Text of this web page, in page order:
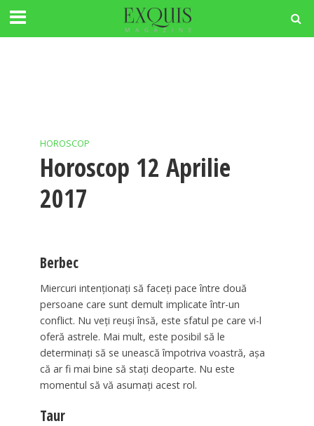
HOROSCOP
Horoscop 12 Aprilie
2017
Berbec
Miercuri intenţionaţi să faceţi pace între două
persoane care sunt demult implicate într-un
conflict. Nu veţi reuși însă, este sfatul pe care vi-l
oferă astrele. Mai mult, este posibil să le
determinaţi să se unească împotriva voastră, așa
că ar fi mai bine să staţi deoparte. Nu este
momentul să vă asumaţi acest rol.
Taur